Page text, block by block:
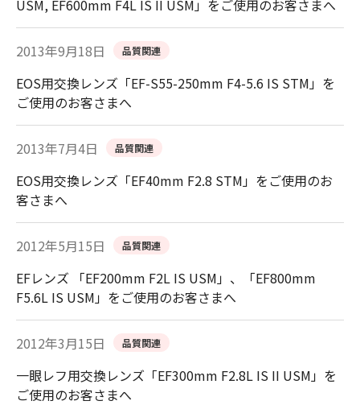
USM, EF600mm F4L IS II USM」をご使用のお客さまへ
2013年9月18日 品質関連
EOS用交換レンズ「EF-S55-250mm F4-5.6 IS STM」を
ご使用のお客さまへ
2013年7月4日 品質関連
EOS用交換レンズ「EF40mm F2.8 STM」をご使用のお
客さまへ
2012年5月15日 品質関連
EFレンズ 「EF200mm F2L IS USM」、「EF800mm
F5.6L IS USM」をご使用のお客さまへ
2012年3月15日 品質関連
一眼レフ用交換レンズ「EF300mm F2.8L IS II USM」を
ご使用のお客さまへ